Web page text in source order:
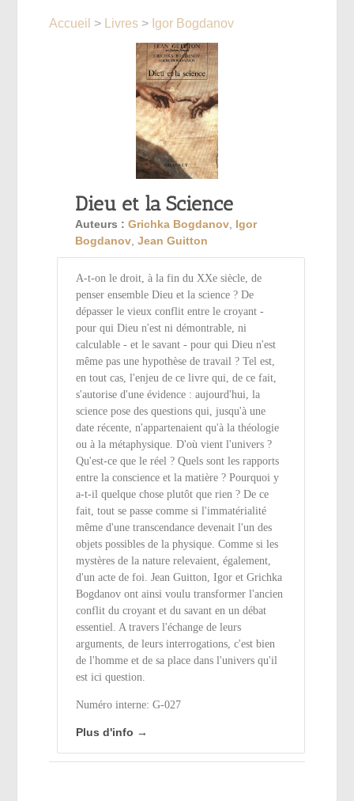
Accueil > Livres > Igor Bogdanov
Dieu et la Science
Auteurs : Grichka Bogdanov Igor
Bogdanov ,Jean Guitton
A-t-on le droit, à la fin du XXe siècle, de
penser ensemble Dieu et la science ? De
dépasser le vieux conflit entre le croyant -
pour qui Dieu n'est ni démontrable, ni
calculable - et le savant - pour qui Dieu n'est
même pas une hypothèse de travail ? Tel est,
en tout cas, l'enjeu de ce livre qui, de ce fait,
s'autorise d'une évidence : aujourd'hui, la
science pose des questions qui, jusqu'à une
date récente, n'appartenaient qu'à la théologie
ou à la métaphysique. D'où vient l'univers ?
Qu'est-ce que le réel ? Quels sont les rapports
entre la conscience et la matière ? Pourquoi y
a-t-il quelque chose plutôt que rien ? De ce
fait, tout se passe comme si l'immatérialité
même d'une transcendance devenait l'un des
objets possibles de la physique. Comme si les
mystères de la nature relevaient, également,
d'un acte de foi. Jean Guitton, Igor et Grichka
Bogdanov ont ainsi voulu transformer l'ancien
conflit du croyant et du savant en un débat
essentiel. A travers l'échange de leurs
arguments, de leurs interrogations, c'est bien
de l'homme et de sa place dans l'univers qu'il
est ici question.
Numéro interne: G-027
Plus d'info →